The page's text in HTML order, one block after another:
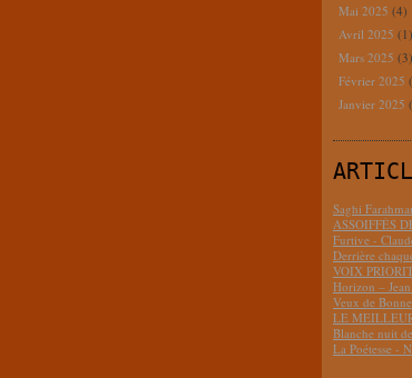
Mai 2025 (4)
Avril 2025 (1)
Mars 2025 (3)
Février 2025
Janvier 2025
Saghi
ASSOIFFÉS
Furtive -
Derrière
VOIX
Horizon –
Veux de
LE
Blanche nuit
La Poétesse -